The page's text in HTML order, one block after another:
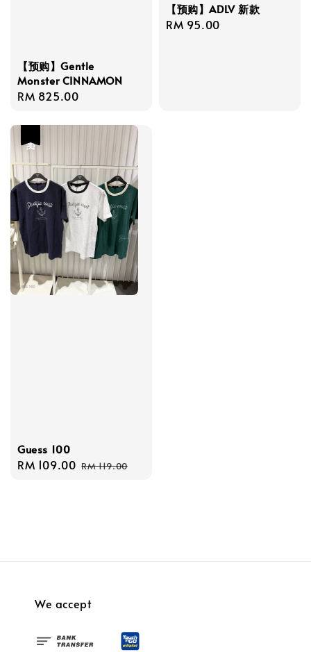
【预购】Gentle
Monster CINNAMON
Regular
RM 825.00
【预购】ADLV 新款
Regular
RM 95.00
Guess 100
Sale
RM 109.00 Regular
RM 119.00
We accept